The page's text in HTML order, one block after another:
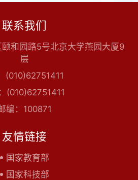
联系我们
和园路5号北京大学燕园大厦9
层
(010)62751411
(010)62751411
编：100871
友情链接
国家教育部
国家科技部